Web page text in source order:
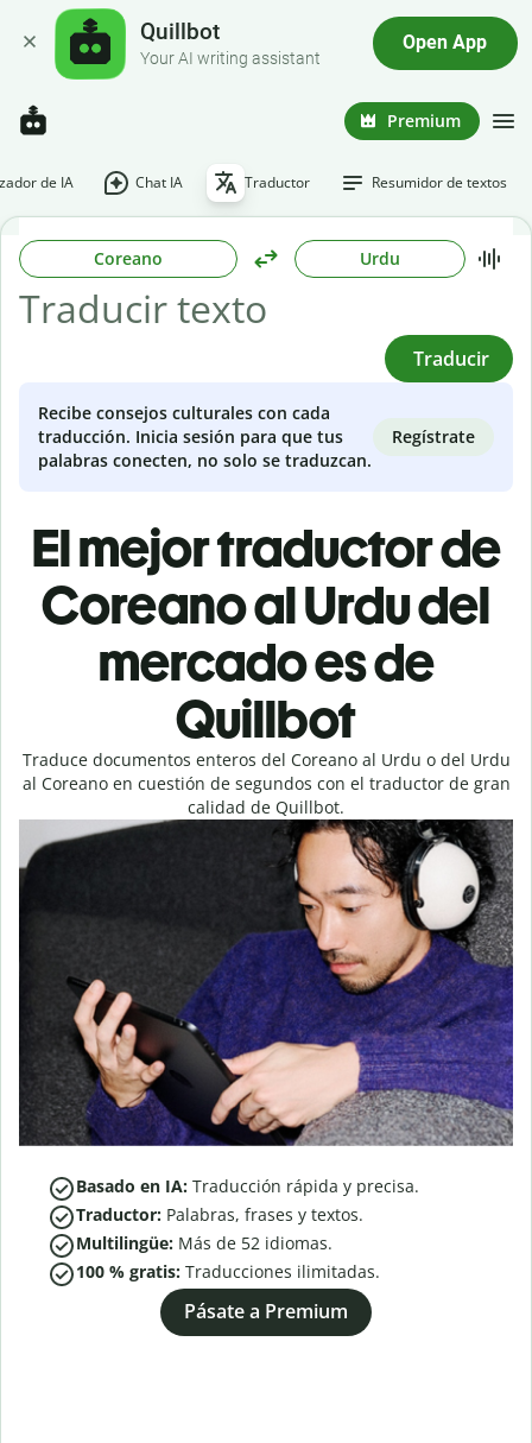
Quillbot
Your AI writing assistant
Open App
Premium
de IA Chat IA Traductor Resumidor de textos
Coreano Urdu
Traducir
Recibe consejos culturales con cada
traducción. Inicia sesión para que tus
palabras conecten, no solo se traduzcan.
Regístrate
El mejor traductor de
Coreano al Urdu del
mercado es de
Quillbot
Traduce documentos enteros del Coreano al Urdu o del Urdu
al Coreano en cuestión de segundos con el traductor de gran
calidad de Quillbot.
Basado en IA: Traducción rápida y precisa.
Traductor: Palabras, frases y textos.
Multilingüe: Más de 52 idiomas.
100 % gratis: Traducciones ilimitadas.
Pásate a Premium